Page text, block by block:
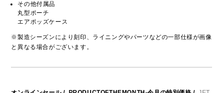
その他付属品
丸型ポーチ
エアポッズケース
※製造シーズンにより刻印、ライニングやパーツなどの一部仕様が画像
と異なる場合がございます。